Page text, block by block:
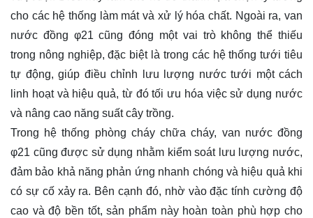
cho các hệ thống làm mát và xử lý hóa chất. Ngoài ra, van
nước đồng φ21 cũng đóng một vai trò không thể thiếu
trong nông nghiệp, đặc biệt là trong các hệ thống tưới tiêu
tự động, giúp điều chỉnh lưu lượng nước tưới một cách
linh hoạt và hiệu quả, từ đó tối ưu hóa việc sử dụng nước
và nâng cao năng suất cây trồng.
Trong hệ thống phòng cháy chữa cháy, van nước đồng
φ21 cũng được sử dụng nhằm kiểm soát lưu lượng nước,
đảm bảo khả năng phản ứng nhanh chóng và hiệu quả khi
có sự cố xảy ra. Bên cạnh đó, nhờ vào đặc tính cường độ
cao và độ bền tốt, sản phẩm này hoàn toàn phù hợp cho